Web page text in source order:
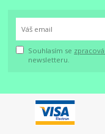
Souhlasím se
newsletteru.